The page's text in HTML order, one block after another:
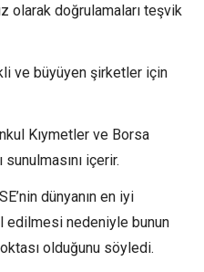
olarak doğrulamaları teşvik
ve büyüyen şirketler için
Kıymetler ve Borsa
içerir.
dünyanın en iyi
edilmesi nedeniyle bunun
olduğunu söyledi.